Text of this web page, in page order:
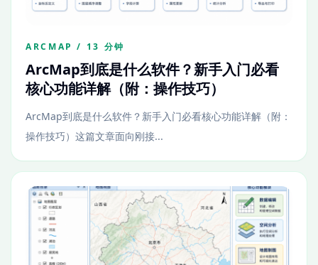
ARCMAP / 13 分钟
ArcMap到底是什么软件？新手入门必看
核心功能详解（附：操作技巧）
ArcMap到底是什么软件？新手入门必看核心功能详解（附：
操作技巧）这篇文章面向刚接...